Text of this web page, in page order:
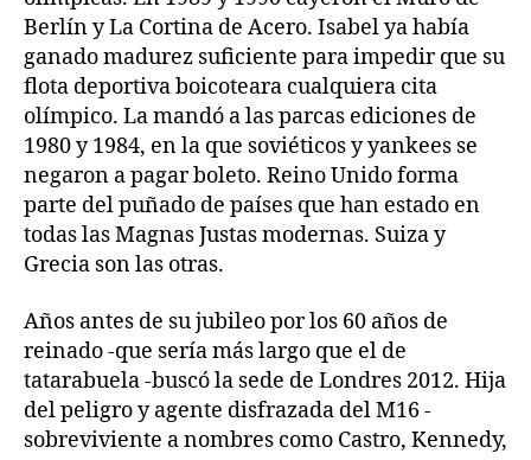
Berlín y La Cortina de Acero. Isabel ya había
ganado madurez suficiente para impedir que su
flota deportiva boicoteara cualquiera cita
olímpico. La mandó a las parcas ediciones de
1980 y 1984, en la que soviéticos y yankees se
negaron a pagar boleto. Reino Unido forma
parte del puñado de países que han estado en
todas las Magnas Justas modernas. Suiza y
Grecia son las otras.
Años antes de su jubileo por los 60 años de
reinado -que sería más largo que el de
tatarabuela -buscó la sede de Londres 2012. Hija
del peligro y agente disfrazada del M16 -
sobreviviente a nombres como Castro, Kennedy,